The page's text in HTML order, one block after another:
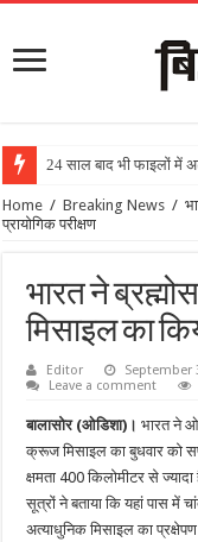
24 साल बाद भी फाइलों में
Home / Breaking News /
प्रायोगिक परीक्षण
भारत ने
मिसाइल का
Editor September
Leave a comment
बालासोर (ओडिशा)। भारत ने
क्रूज मिसाइल का बुधवार को
क्षमता 400 किलोमीटर से
सूत्रों ने बताया कि यहां पास में
अत्याधुनिक मिसाइल का